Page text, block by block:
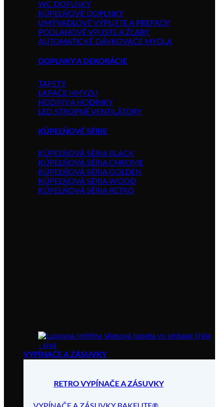
WC DOPLNKY
KÚPELŇOVÉ DOPLNKY
UMÝVADLOVÉ VÝPUSTE A PREPADY
PODLAHOVÉ VPUSTE A ŽĽABY
AUTOMATICKÉ DÁVKOVAČE MYDLA
DOPLNKY A DEKORÁCIE
TAPETY
LAPAČE HMYZU
HODINY A HODINKY
LED STROPNÉ VENTILÁTORY
KÚPEĽŇOVÉ SÉRIE
KÚPEĽŇOVÁ SÉRIA BLACK
KÚPEĽŇOVÁ SÉRIA CHROME
KÚPEĽŇOVÁ SÉRIA GOLDEN
KÚPEĽŇOVÁ SÉRIA WOOD
KÚPELŇOVÁ SÉRIA RETRO
VYPÍNAČE A ZÁSUVKY
RETRO VYPÍNAČE A ZÁSUVKY